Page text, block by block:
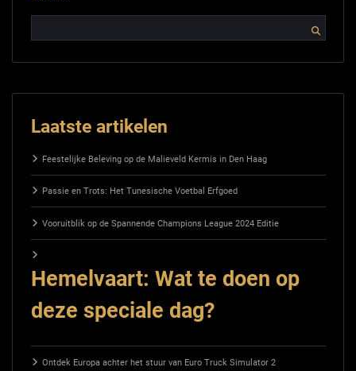
Laatste artikelen
Feestelijke Beleving op de Malieveld Kermis in Den Haag
Passie en Trots: Het Tunesische Voetbal Erfgoed
Vooruitblik op de Spannende Champions League 2024 Editie
Hemelvaart: Wat te doen op
deze speciale dag?
Ontdek Europa achter het stuur van Euro Truck Simulator 2